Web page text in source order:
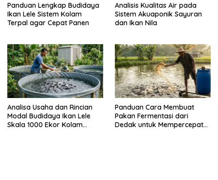
Panduan Lengkap Budidaya
Ikan Lele Sistem Kolam
Terpal agar Cepat Panen
Analisis Kualitas Air pada
Sistem Akuaponik Sayuran
dan Ikan Nila
Analisa Usaha dan Rincian
Modal Budidaya Ikan Lele
Skala 1000 Ekor Kolam
Panduan Cara Membuat
Pakan Fermentasi dari
Dedak untuk Mempercepat